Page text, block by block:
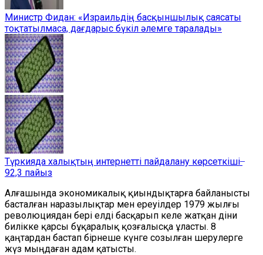
Министр Фидан: «Израильдің басқыншылық саясаты
тоқтатылмаса, дағдарыс бүкіл әлемге таралады»
Түркияда халықтың интернетті пайдалану көрсеткіші ̶
92,3 пайыз
Алғашында экономикалық қиындықтарға байланысты
басталған наразылықтар мен ереуілдер 1979 жылғы
революциядан бері елді басқарып келе жатқан діни
билікке қарсы бұқаралық қозғалысқа ұласты. 8
қаңтардан бастап бірнеше күнге созылған шерулерге
жүз мыңдаған адам қатысты.